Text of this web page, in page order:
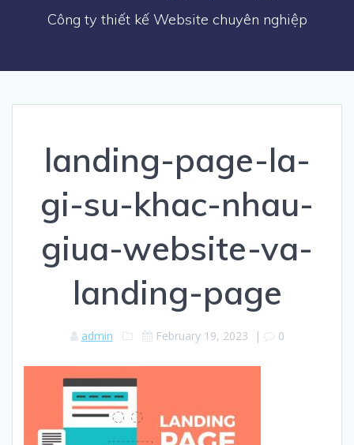
Công ty thiết kế Website chuyên nghiệp
landing-page-la-
gi-su-khac-nhau-
giua-website-va-
landing-page
admin February 19, 2023 | 0